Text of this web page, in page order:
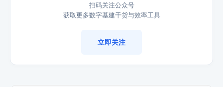
扫码关注公众号
获取更多数字基建干货与效率工具
立即关注